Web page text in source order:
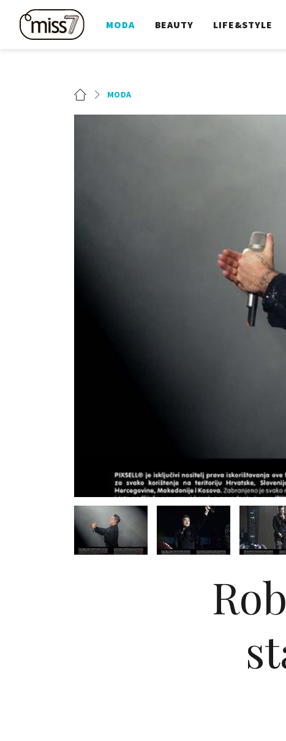
MODA BEAUTY LIFE&STYLE
MODA